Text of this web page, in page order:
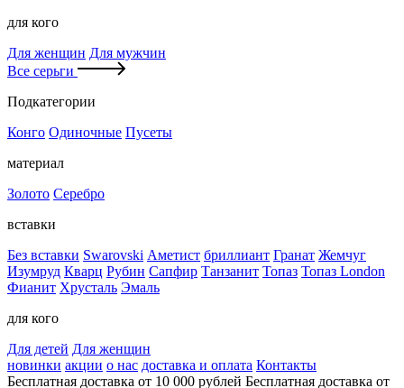
для кого
Для женщин Для мужчин
Все серьги
Подкатегории
Конго Одиночные Пусеты
материал
Золото Серебро
вставки
Без вставки Swarovski Аметист бриллиант Гранат Жемчуг
Изумруд Кварц Рубин Сапфир Танзанит Топаз Топаз London
Фианит Хрусталь Эмаль
для кого
Для детей Для женщин
новинки акции о нас доставка и оплата Контакты
Бесплатная доставка от 10 000 рублей Бесплатная доставка от